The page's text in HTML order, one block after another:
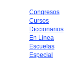
Congresos
Cursos
Diccionarios
En Línea
Escuelas
Especial